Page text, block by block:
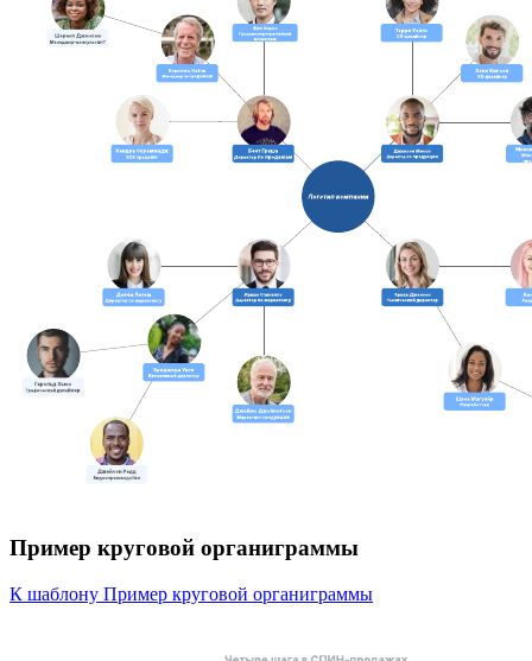
Пример круговой органиграммы
К шаблону Пример круговой органиграммы